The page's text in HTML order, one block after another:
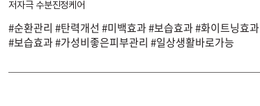
저자극 수분진정케어
#순환관리 #탄력개선 #미백효과 #보습효과 #화이트닝효과
#보습효과 #가성비좋은피부관리 #일상생활바로가능